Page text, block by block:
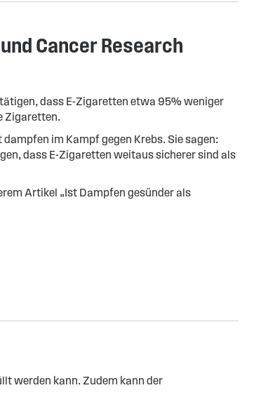
Cancer Research
dass E-Zigaretten etwa 95% weniger
Zigaretten.
im Kampf gegen Krebs. Sie sagen:
dass E-Zigaretten weitaus sicherer sind als
Artikel „Ist Dampfen gesünder als
werden kann. Zudem kann der